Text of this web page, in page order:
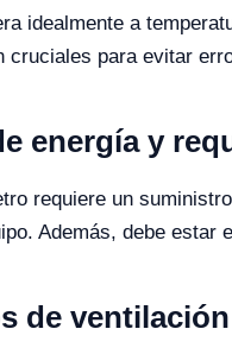
idealmente a
cruciales para evitar
energía y
requiere un
Además, debe estar
de